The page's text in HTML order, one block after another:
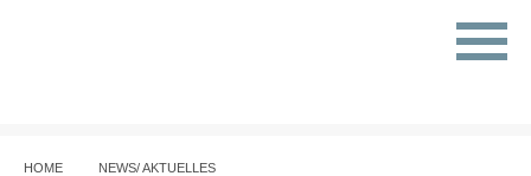
HOME NEWS/ AKTUELLES